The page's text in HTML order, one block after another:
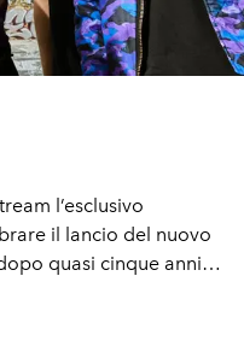
l’esclusivo
il lancio del nuovo
quasi cinque anni